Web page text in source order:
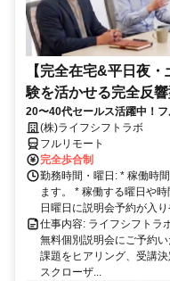
【完全在宅&平日夜
験を活かせる完全反
20〜40代セールス活躍中！
(株)ライフシフトラボ
フルリモート
完全歩合制
勤務時間・曜日: * 稼働時
ます。 * 稼働する曜日や
日曜日に説明会予約が入
仕事内容: ライフシフトラ
無料個別説明会にご予約
課題をヒアリング、受講
スクローザ...